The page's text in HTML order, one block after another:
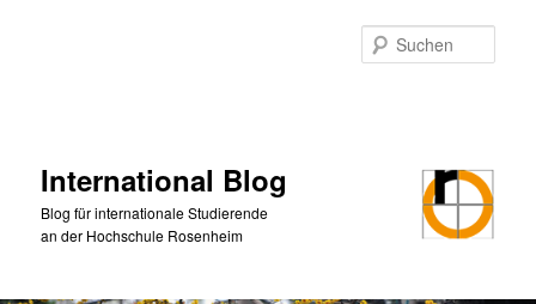
International Blog
Blog für internationale Studierende
an der Hochschule Rosenheim